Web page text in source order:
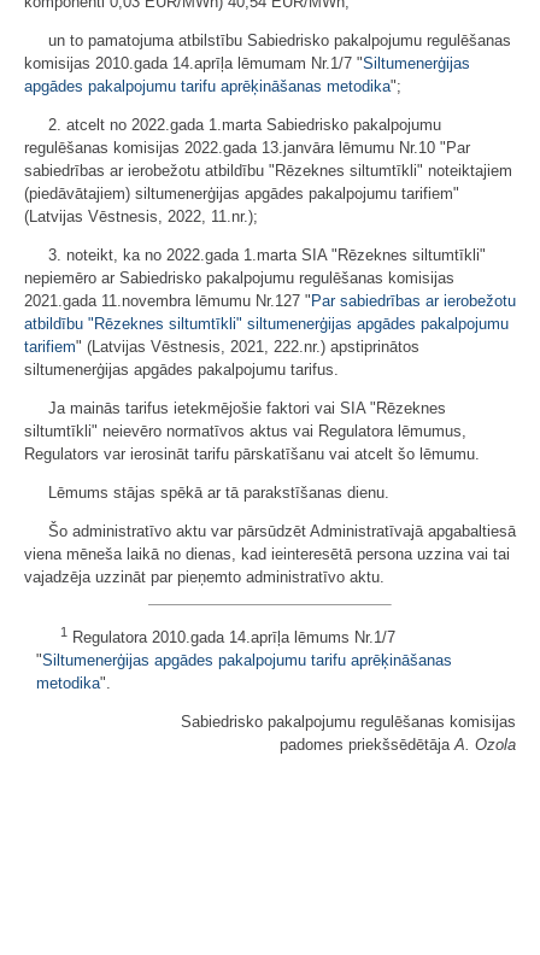
un to pamatojuma atbilstību Sabiedrisko pakalpojumu regulēšanas
komisijas 2010.gada 14.aprīļa lēmumam Nr.1/7 "Siltumenerģijas
apgādes pakalpojumu tarifu aprēķināšanas metodika";
2. atcelt no 2022.gada 1.marta Sabiedrisko pakalpojumu
regulēšanas komisijas 2022.gada 13.janvāra lēmumu Nr.10 "Par
sabiedrības ar ierobežotu atbildību "Rēzeknes siltumtīkli" noteiktajiem
(piedāvātajiem) siltumenerģijas apgādes pakalpojumu tarifiem"
(Latvijas Vēstnesis, 2022, 11.nr.);
3. noteikt, ka no 2022.gada 1.marta SIA "Rēzeknes siltumtīkli"
nepiemēro ar Sabiedrisko pakalpojumu regulēšanas komisijas
2021.gada 11.novembra lēmumu Nr.127 "Par sabiedrības ar ierobežotu
atbildību "Rēzeknes siltumtīkli" siltumenerģijas apgādes pakalpojumu
tarifiem" (Latvijas Vēstnesis, 2021, 222.nr.) apstiprinātos
siltumenerģijas apgādes pakalpojumu tarifus.
Ja mainās tarifus ietekmējošie faktori vai SIA "Rēzeknes
siltumtīkli" neievēro normatīvos aktus vai Regulatora lēmumus,
Regulators var ierosināt tarifu pārskatīšanu vai atcelt šo lēmumu.
Lēmums stājas spēkā ar tā parakstīšanas dienu.
Šo administratīvo aktu var pārsūdzēt Administratīvajā apgabaltiesā
viena mēneša laikā no dienas, kad ieinteresētā persona uzzina vai tai
vajadzēja uzzināt par pieņemto administratīvo aktu.
1
Regulatora 2010.gada 14.aprīļa lēmums Nr.1/7
"Siltumenerģijas apgādes pakalpojumu tarifu aprēķināšanas
metodika".
Sabiedrisko pakalpojumu regulēšanas komisijas
padomes priekšsēdētāja A. Ozola